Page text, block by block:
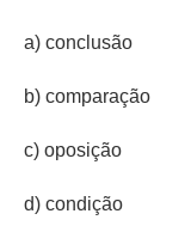
a) conclusão
b) comparação
c) oposição
d) condição